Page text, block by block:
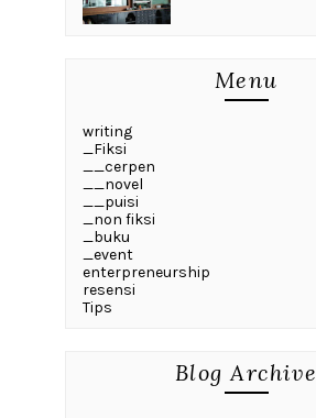
Menu
writing
_Fiksi
__cerpen
__novel
__puisi
_non fiksi
_buku
_event
enterpreneurship
resensi
Tips
Blog Archive